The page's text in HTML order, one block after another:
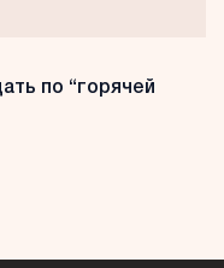
по “горячей